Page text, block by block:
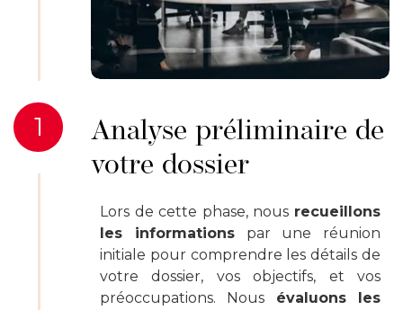
1
Analyse préliminaire de
votre dossier
Lors de cette phase, nous recueillons
les informationspar une réunion
initiale pour comprendre les détails de
votre dossier, vos objectifs, et vos
préoccupations. Nous évaluons les